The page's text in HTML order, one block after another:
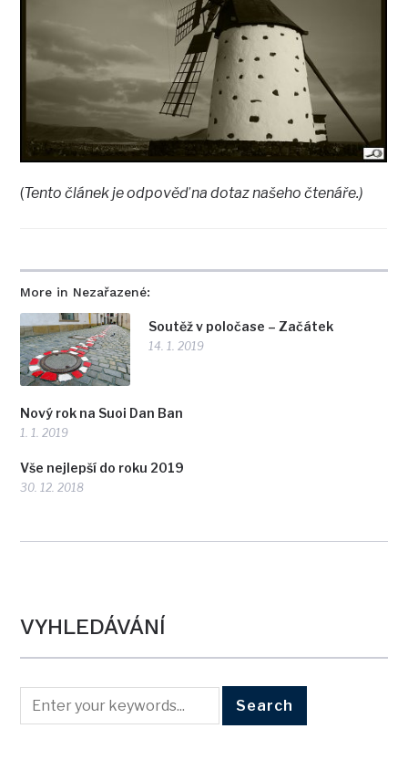
More in Nezařazené:
Soutěž v poločase – Začátek
14. 1. 2019
Nový rok na Suoi Dan Ban
1. 1. 2019
Vše nejlepší do roku 2019
30. 12. 2018
(Tento článek je odpověď na dotaz našeho čtenáře.)
VYHLEDÁVÁNÍ